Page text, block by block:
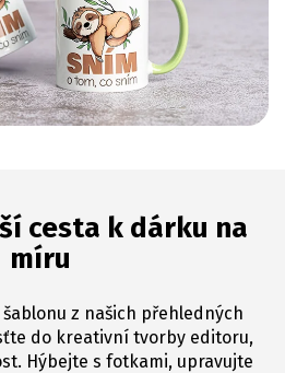
cesta k dárku na
míru
z našich přehledných
do kreativní tvorby editoru,
Hýbejte s fotkami, upravujte